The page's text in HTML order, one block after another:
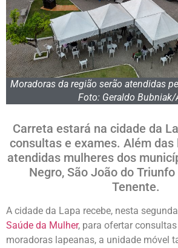
Moradoras da região serão atendidas
Foto: Geraldo Bubniak/
Carreta estará na cidade da
consultas e exames. Além das
atendidas mulheres dos
Negro, São João do
Tenente.
A cidade da Lapa recebe, nesta
Saúde da Mulher, para ofertar
moradoras lapeanas, a unidade móvel